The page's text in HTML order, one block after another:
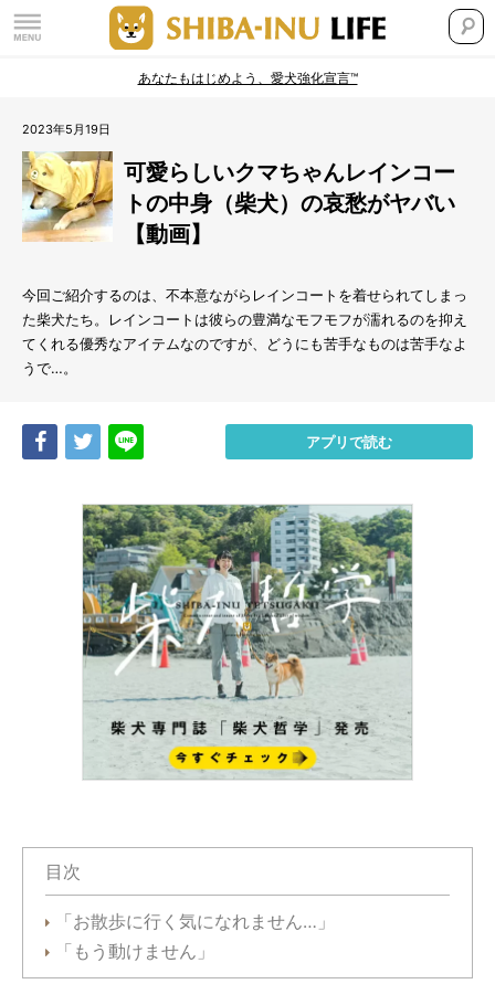
あなたもはじめよう、愛犬強化宣言™
2023年5月19日
可愛らしいクマちゃんレインコー
トの中身（柴犬）の哀愁がヤバい
【動画】
今回ご紹介するのは、不本意ながらレインコートを着せられてしまっ
た柴犬たち。レインコートは彼らの豊満なモフモフが濡れるのを抑え
てくれる優秀なアイテムなのですが、どうにも苦手なものは苦手なよ
うで…。
Share Tweet アプリで読む
目次
「お散歩に行く気になれません…」
「もう動けません」